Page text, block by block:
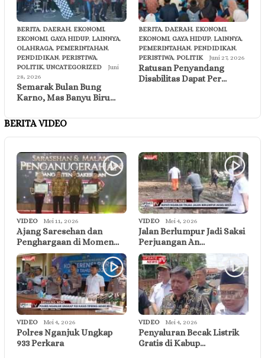
BERITA, DAERAH, EKONOMI,
EKONOMI, GAYA HIDUP, LAINNYA,
OLAHRAGA, PEMERINTAHAN,
PENDIDIKAN, PERISTIWA,
POLITIK, UNCATEGORIZED
Juni
28, 2026
Semarak Bulan Bung
Karno, Mas Banyu Biru…
BERITA, DAERAH, EKONOMI,
EKONOMI, GAYA HIDUP, LAINNYA,
PEMERINTAHAN, PENDIDIKAN,
PERISTIWA, POLITIK Juni 27, 2026
Ratusan Penyandang
Disabilitas Dapat Per…
BERITA VIDEO
VIDEO Mei 11, 2026
Ajang Saresehan dan
Penghargaan di Momen…
VIDEO Mei 4, 2026
Jalan Berlumpur Jadi Saksi
Perjuangan An…
VIDEO Mei 4, 2026
Polres Nganjuk Ungkap
933 Perkara
VIDEO Mei 4, 2026
Penyaluran Becak Listrik
Gratis di Kabup…